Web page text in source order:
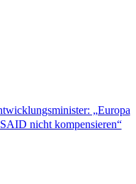
„Europa
nicht kompensieren“